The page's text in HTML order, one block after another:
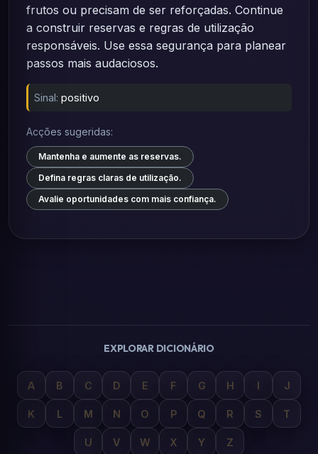
frutos ou precisam de ser reforçadas. Continue
a construir reservas e regras de utilização
responsáveis. Use essa segurança para planear
passos mais audaciosos.
Sinal: positivo
Acções sugeridas:
Mantenha e aumente as reservas.
Defina regras claras de utilização.
Avalie oportunidades com mais confiança.
EXPLORAR DICIONÁRIO
A B C D E F G H I J
K L M N O P Q R S T
U V W X Y Z